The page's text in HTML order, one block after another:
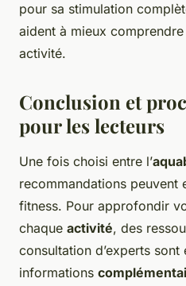
pour sa stimulation
aident à mieux comprendre
activité.
Conclusion et
pour les lecteurs
Une fois choisi entre l’
recommandations peuvent
fitness. Pour approfondir
chaque activité, des
consultation d’experts sont
informations